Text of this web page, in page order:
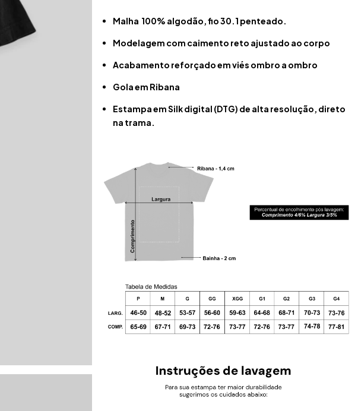
Malha 100% algodão, fio 30.1 penteado.
Modelagem com caimento reto ajustado ao corpo
Acabamento reforçado em viés ombro a ombro
Gola em Ribana
Estampa em Silk digital (DTG) de alta resolução, direto
na trama.​